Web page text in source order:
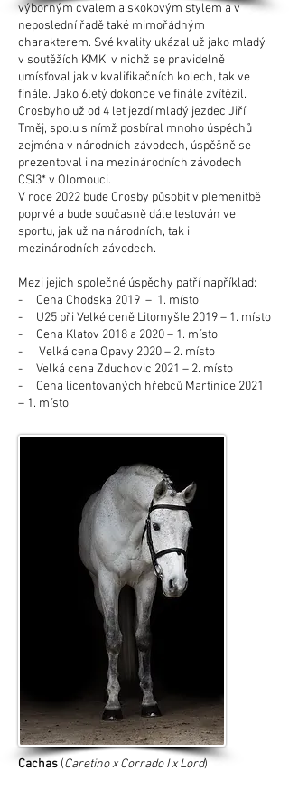
výborným cvalem a skokovým stylem a v
neposlední řadě také mimořádným
charakterem. Své kvality ukázal už jako mladý
v soutěžích KMK, v nichž se pravidelně
umísťoval jak v kvalifikačních kolech, tak ve
finále. Jako 6letý dokonce ve finále zvítězil.
Crosbyho už od 4 let jezdí mladý jezdec Jiří
Tměj, spolu s nímž posbíral mnoho úspěchů
zejména v národních závodech, úspěšně se
prezentoval i na mezinárodních závodech
CSI3* v Olomouci.
V roce 2022 bude Crosby působit v plemenitbě
poprvé a bude současně dále testován ve
sportu, jak už na národních, tak i
mezinárodních závodech.
Mezi jejich společné úspěchy patří například:
- Cena Chodska 2019 – 1. místo
- U25 při Velké ceně Litomyšle 2019 – 1. místo
- Cena Klatov 2018 a 2020 – 1. místo
- Velká cena Opavy 2020 – 2. místo
- Velká cena Zduchovic 2021 – 2. místo
- Cena licentovaných hřebců Martinice 2021
– 1. místo
Cachas (Caretino x Corrado I x Lord)